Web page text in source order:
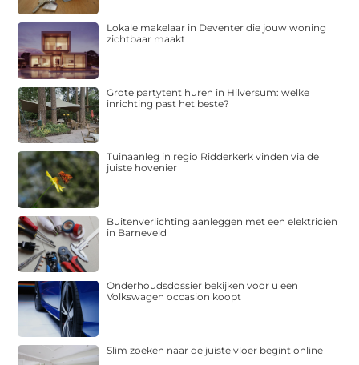
Lokale makelaar in Deventer die jouw woning
zichtbaar maakt
Grote partytent huren in Hilversum: welke
inrichting past het beste?
Tuinaanleg in regio Ridderkerk vinden via de
juiste hovenier
Buitenverlichting aanleggen met een elektricien
in Barneveld
Onderhoudsdossier bekijken voor u een
Volkswagen occasion koopt
Slim zoeken naar de juiste vloer begint online